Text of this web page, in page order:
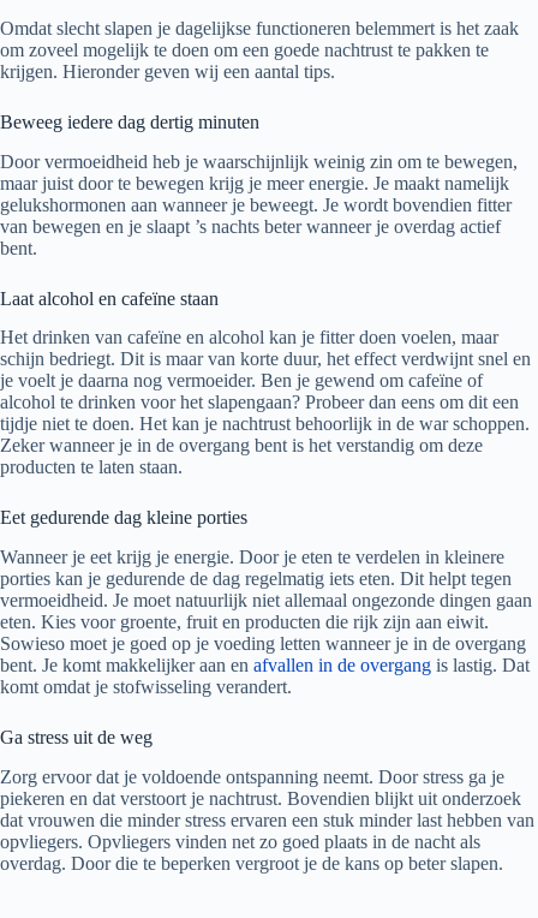
Omdat slecht slapen je dagelijkse functioneren belemmert is het zaak
om zoveel mogelijk te doen om een goede nachtrust te pakken te
krijgen. Hieronder geven wij een aantal tips.
Beweeg iedere dag dertig minuten
Door vermoeidheid heb je waarschijnlijk weinig zin om te bewegen,
maar juist door te bewegen krijg je meer energie. Je maakt namelijk
gelukshormonen aan wanneer je beweegt. Je wordt bovendien fitter
van bewegen en je slaapt ’s nachts beter wanneer je overdag actief
bent.
Laat alcohol en cafeïne staan
Het drinken van cafeïne en alcohol kan je fitter doen voelen, maar
schijn bedriegt. Dit is maar van korte duur, het effect verdwijnt snel en
je voelt je daarna nog vermoeider. Ben je gewend om cafeïne of
alcohol te drinken voor het slapengaan? Probeer dan eens om dit een
tijdje niet te doen. Het kan je nachtrust behoorlijk in de war schoppen.
Zeker wanneer je in de overgang bent is het verstandig om deze
producten te laten staan.
Eet gedurende dag kleine porties
Wanneer je eet krijg je energie. Door je eten te verdelen in kleinere
porties kan je gedurende de dag regelmatig iets eten. Dit helpt tegen
vermoeidheid. Je moet natuurlijk niet allemaal ongezonde dingen gaan
eten. Kies voor groente, fruit en producten die rijk zijn aan eiwit.
Sowieso moet je goed op je voeding letten wanneer je in de overgang
bent. Je komt makkelijker aan en afvallen in de overgang is lastig. Dat
komt omdat je stofwisseling verandert.
Ga stress uit de weg
Zorg ervoor dat je voldoende ontspanning neemt. Door stress ga je
piekeren en dat verstoort je nachtrust. Bovendien blijkt uit onderzoek
dat vrouwen die minder stress ervaren een stuk minder last hebben van
opvliegers. Opvliegers vinden net zo goed plaats in de nacht als
overdag. Door die te beperken vergroot je de kans op beter slapen.